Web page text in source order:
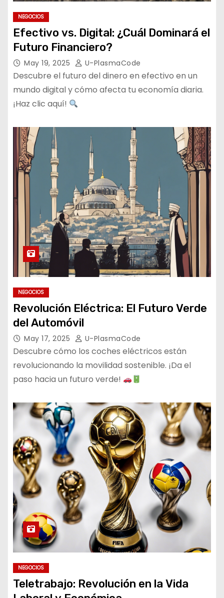
NEGOCIOS
Efectivo vs. Digital: ¿Cuál Dominará el
Futuro Financiero?
May 19, 2025 U-PlasmaCode
Descubre el futuro del dinero en efectivo en un
mundo digital y cómo afecta tu economía diaria.
¡Haz clic aquí!
NEGOCIOS
Revolución Eléctrica: El Futuro Verde
del Automóvil
May 17, 2025 U-PlasmaCode
Descubre cómo los coches eléctricos están
revolucionando la movilidad sostenible. ¡Da el
paso hacia un futuro verde!
NEGOCIOS
Teletrabajo: Revolución en la Vida